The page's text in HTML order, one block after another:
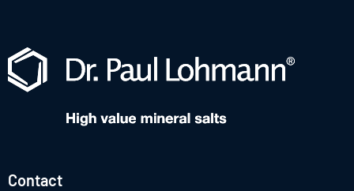
Contact